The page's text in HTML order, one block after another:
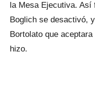
la Mesa Ejecutiva. Así
Boglich se desactivó,
Bortolato que
hizo.